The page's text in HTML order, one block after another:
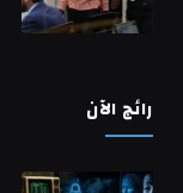
رائج الآن